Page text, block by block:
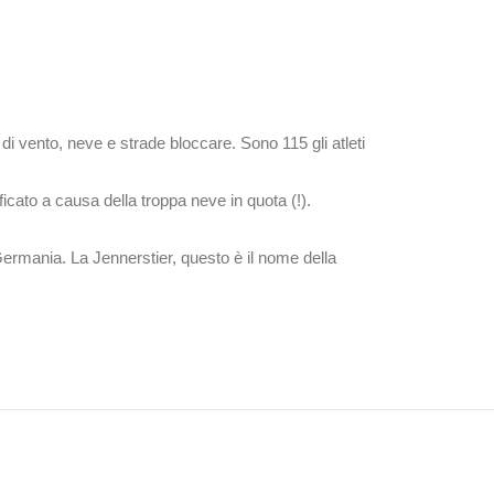
vento, neve e strade bloccare. Sono 115 gli atleti
a causa della troppa neve in quota (!).
La Jennerstier, questo è il nome della